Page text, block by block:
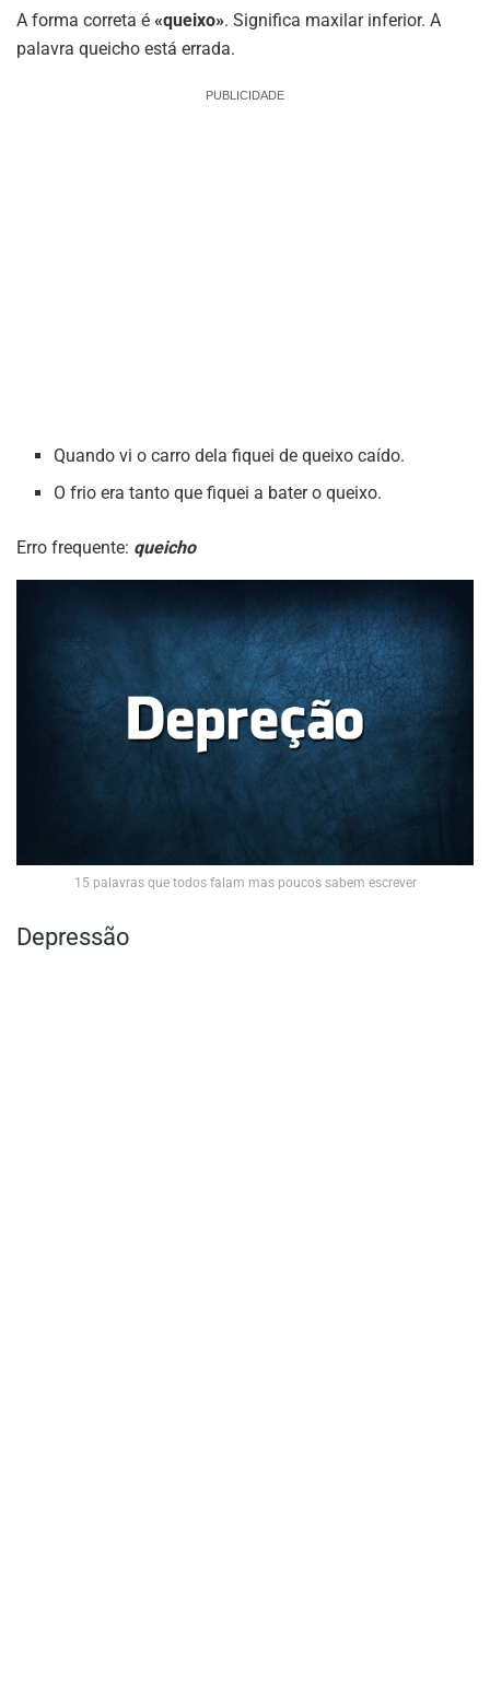
A forma correta é «queixo». Significa maxilar inferior. A
palavra queicho está errada.
PUBLICIDADE
Quando vi o carro dela fiquei de queixo caído.
O frio era tanto que fiquei a bater o queixo.
Erro frequente: queicho
15 palavras que todos falam mas poucos sabem escrever
Depressão